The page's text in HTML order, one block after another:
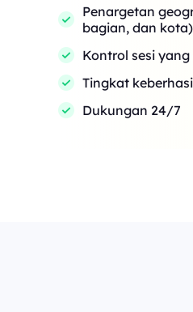
Penargetan
bagian, dan kota)
Kontrol sesi
Tingkat
Dukungan 24/7